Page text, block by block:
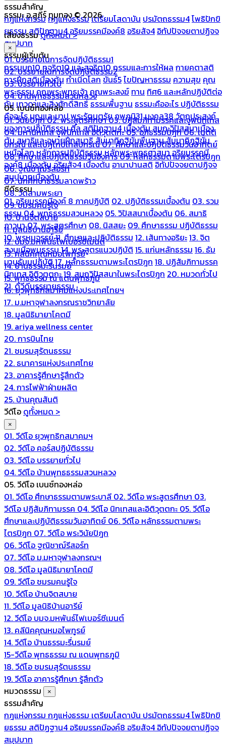
ธรรมสำคัญ
กฎแห่งกรรมกฎแห่งธรรมเตรียมโสดาบัน ปรมัตถธรรม4โพธิปักขิ
ยธรรมสติปัฏฐาน4อริยมรรคมีองค์8 อริยสัจ4 อิทัปปัจจยตาปฏิจจ
สมุปบาท
ธรรมผู้เริ่มต้น
กรรมบถ10 ทุจริต10 และสุจริต10กรรมและการให้ผล กายคตาสติ
การฝึกสติเบื้องต้นกำเนิดโลกขันธ์5ไขปัญหาธรรม ความสุข คุณ
พระธรรมคุณพระพุทธเจ้าคุณพระสงฆ์ ทาน ทิศ6 และหลักปฏิบัติต่อ
กันเทวดาและสิ่งศักดิ์สิทธิ์ธรรมพื้นฐาน ธรรมะคืออะไร ปฏิบัติธรรม
คืออะไรบุญและบาปพระรัตนตรัยภพภูมิ31 มงคล38 วัตถุประสงค์
ของการปฏิบัติธรรมศีลสติปัฏฐาน4 เบื้องต้นสมถะวิปัสสนาเบื้อง
ต้นสมาธิและอุบายฝึกสมาธิสัมมาทิฏฐิขั้นพื้นฐานสัมมาทิฏฐิขั้น
เหนือโลกหลักการปฏิบัติธรรมหลักพระพุทธศาสนาอริยมรรคมี
องค์8 เบื้องต้นอริยสัจ4 เบื้องต้นอานาปานสติอิทัปปัจจยตาปฏิจจ
สมุปบาทเบื้องต้น
ซีดีธรรม
01. อริยมรรคมีองค์ 8 ภาคปฏิบัติ 02. ปฏิบัติธรรมเบื้องต้น 03. รวม
ธรรม04. พุทธธรรมสวนหลวง 05. วิปัสสนาเบื้องต้น 06. สมาธิ
ภาวนา07. พระสูตรศึกษา 08. นิสสยะ 09. ศึกษาธรรม ปฏิบัติธรรม
10. พรหมจรรย์11. ศึกษาและปฏิบัติธรรม 12. เส้นทางอริยะ13. จิต
สงบเมื่อพบธรรม14. พระสูตรแนวปฏิบัติ 15. แก่นหลักธรรม 16. ธัม
มานุธัมมปฏิบัติ17. หลักธรรมตามพระไตรปิฎก 18. ปฏิสัมภิทามรรค
นิทเทส อิติวุตตกะ19. สมถวิปัสสนาในพระไตรปิฎก 20. หมวดทั่วไป
21. ดีวีดีบรรยายธรรม
ธรรมะ อ.สุภีร์ ทุมทอง © 2026
เสียงธรรมดูทั้งหมด >
×
01. บรรยายในการจัดปฏิบัติธรรม1
02. บรรยายในการจัดปฏิบัติธรรม2
03. บรรยายทั่วไป
04. บ้านพุทธธรรมสวนหลวง
05. เบนซ์ทองหล่อ
01. วินัยปิฎก02. พระสูตรศึกษา03. ปฏิสัมภิทามรรคและจูฬนิทเทส
04. มหานิทเทส จูฬนิทเทส อิติวุตตกะ05. อภิธรรมปิฎก06. เนตติ
ปกรณ์ และเปฏโกปเทสปกรณ์07. ศึกษาและปฏิบัติธรรมวันอาทิตย์
08. ศึกษาและปฏิบัติธรรมวันอังคาร09. หลักธรรมตามพระไตรปิฎก
06. ฐณิชาฌ์รีสอร์ท
07. นักศึกษาธรรมลาดพร้าว
08. วัดสามพระยา
09. ชมรมคนรู้ใจ
10. บ้านจิตสบาย
11. มูลนิธิบ้านอารีย์
12. บมจ.มหพันธ์ไฟเบอร์ซีเมนต์
13. คลีนิคคุณหมอไพทูรย์
14. บ้านธรรมะรื่นรมย์
15. พุทธธรรม ณ แดนพุทธภูมิ
16. ยุวพุทธิกสมาคมแห่งประเทศไทยฯ
17. ม.มหาจุฬาลงกรณราชวิทยาลัย
18. มูลนิธิมายาโคตมี
19. ariya wellness center
20. การบินไทย
21. ชมรมสุรัตนธรรม
22. ธนาคารแห่งประเทศไทย
23. อาคารรู้ศึกษารู้สึกตัว
24. การไฟฟ้าฝ่ายผลิต
25. บ้านคุณสันติ
วีดีโอ ดูทั้งหมด >
×
01. วีดีโอ ยุวพุทธิกสมาคมฯ
02. วีดีโอ คอร์สปฏิบัติธรรม
03. วีดีโอ บรรยายทั่วไป
04. วีดีโอ บ้านพุทธธรรมสวนหลวง
05. วีดีโอ เบนซ์ทองหล่อ
01. วีดีโอ ศึกษาธรรมตามพระบาลี 02. วีดีโอ พระสูตรศึกษา 03.
วีดีโอ ปฏิสัมภิทามรรค 04. วีดีโอ นิทเทสและอิติวุตตกะ 05. วีดีโอ
ศึกษาและปฏิบัติธรรมวันอาทิตย์ 06. วีดีโอ หลักธรรมตามพระ
ไตรปิฎก 07. วีดีโอ พระวินัยปิฎก
06. วีดีโอ ฐณิชาฌ์รีสอร์ท
07. วีดีโอ ม.มหาจุฬาลงกรณฯ
08. วีดีโอ มูลนิธิมายาโคตมี
09. วีดีโอ ชมรมคนรู้ใจ
10. วีดีโอ บ้านจิตสบาย
11. วีดีโอ มูลนิธิบ้านอารีย์
12. วีดีโอ บมจ.มหพันธ์ไฟเบอร์ซีเมนต์
13. คลีนิคคุณหมอไพทูรย์
14. วีดีโอ บ้านธรรมะรื่นรมย์
15-วีดีโอ พุทธธรรม ณ แดนพุทธภูมิ
18. วีดีโอ ชมรมสุรัตนธรรม
19. วีดีโอ อาคารรู้ศึกษา รู้สึกตัว
หมวดธรรม
×
ธรรมสำคัญ
กฎแห่งกรรม กฎแห่งธรรม เตรียมโสดาบัน ปรมัตถธรรม4โพธิปักขิ
ยธรรม สติปัฏฐาน4 อริยมรรคมีองค์8 อริยสัจ4 อิทัปปัจจยตาปฏิจจ
สมุปบาท